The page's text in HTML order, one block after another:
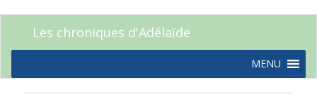
Les chroniques d'Adélaïde
MENU